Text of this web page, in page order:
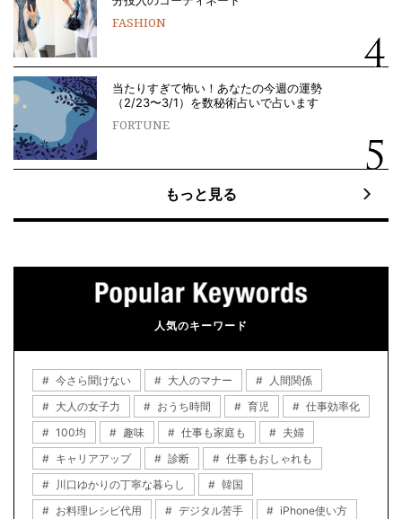
FASHION
当たりすぎて怖い！あなたの今週の運勢
（2/23〜3/1）を数秘術占いで占います
FORTUNE
もっと見る
人気のキーワード
今さら聞けない 大人のマナー
人間関係
大人の女子力
おうち時間 育児
仕事効率化
100均
趣味 仕事も家庭も
夫婦
キャリアアップ
診断
仕事もおしゃれも
川口ゆかりの丁寧な暮らし
韓国
お料理レシピ代用
デジタル苦手 iPhone使い方